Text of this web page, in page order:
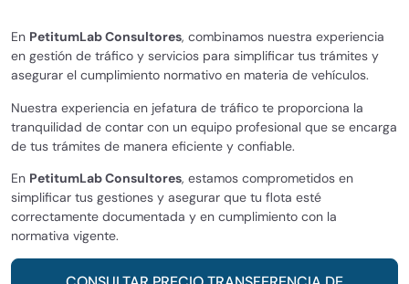
En PetitumLab Consultores, combinamos nuestra experiencia
en gestión de tráfico y servicios para simplificar tus trámites y
asegurar el cumplimiento normativo en materia de vehículos.
Nuestra experiencia en jefatura de tráfico te proporciona la
tranquilidad de contar con un equipo profesional que se encarga
de tus trámites de manera eficiente y confiable.
En PetitumLab Consultores, estamos comprometidos en
simplificar tus gestiones y asegurar que tu flota esté
correctamente documentada y en cumplimiento con la
normativa vigente.